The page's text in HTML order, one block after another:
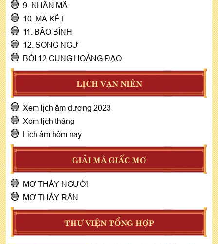
9. NHÂN MÃ
10. MA KẾT
11. BẢO BÌNH
12. SONG NGƯ
BÓI 12 CUNG HOÀNG ĐẠO
LỊCH VẠN NIÊN
Xem lịch âm dương 2023
Xem lịch tháng
Lịch âm hôm nay
GIẢI MÃ GIẤC MƠ
MƠ THẤY NGƯỜI
MƠ THẤY RẮN
THƯ VIỆN TỔNG HỢP